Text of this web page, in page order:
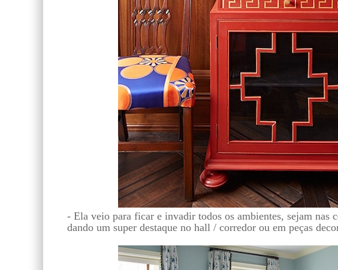
- Ela veio para ficar e invadir todos os ambientes, sejam nas
dando um super destaque no hall / corredor ou em peças